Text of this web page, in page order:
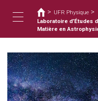
容
Toggle
navigation
您
在
這
裡
> UFR Physique >
Laboratoire d’Études
Matière en